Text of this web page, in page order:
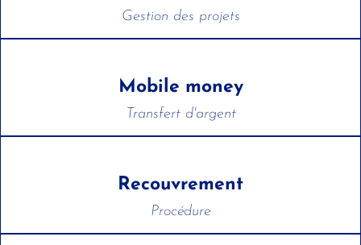
Gestion des projets
Mobile money
Transfert d'argent
Recouvrement
Procédure